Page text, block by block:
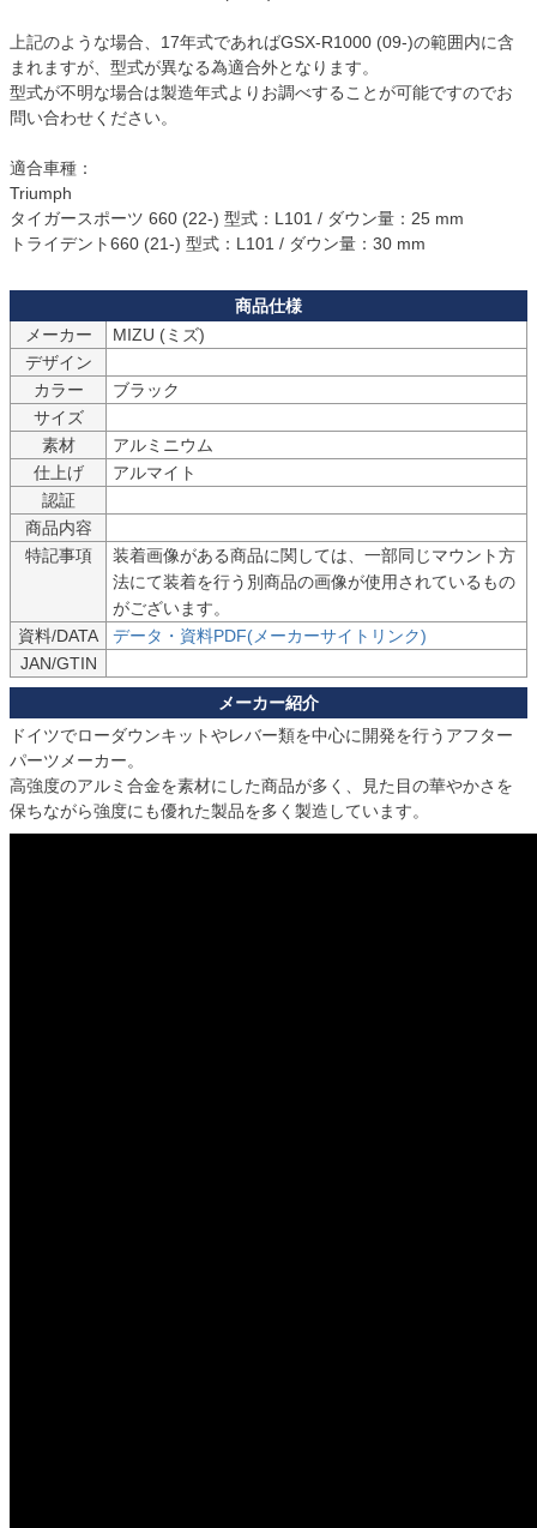
上記のような場合、17年式であればGSX-R1000 (09-)の範囲内に含
まれますが、型式が異なる為適合外となります。
型式が不明な場合は製造年式よりお調べすることが可能ですのでお
問い合わせください。
適合車種：
Triumph
タイガースポーツ 660 (22-) 型式：L101 / ダウン量：25 mm
トライデント660 (21-) 型式：L101 / ダウン量：30 mm
メーカー
MIZU (ミズ)
デザイン
カラー
ブラック
サイズ
素材
アルミニウム
仕上げ
アルマイト
認証
商品内容
特記事項
装着画像がある商品に関しては、一部同じマウント方
法にて装着を行う別商品の画像が使用されているもの
がございます。
資料/DATA
データ・資料PDF(メーカーサイトリンク)
JAN/GTIN
ドイツでローダウンキットやレバー類を中心に開発を行うアフター
パーツメーカー。
高強度のアルミ合金を素材にした商品が多く、見た目の華やかさを
保ちながら強度にも優れた製品を多く製造しています。